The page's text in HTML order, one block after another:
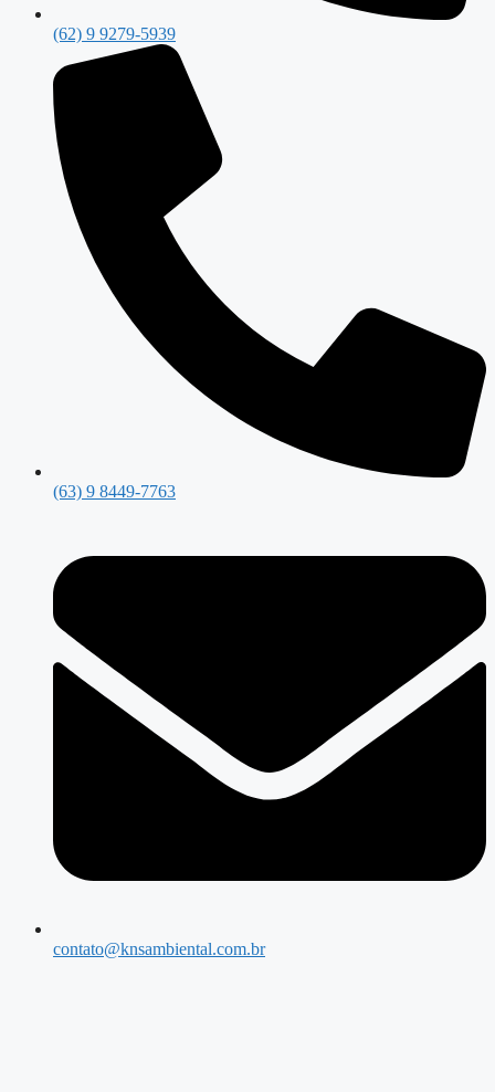
(62) 9 9279-5939
(63) 9 8449-7763
contato@knsambiental.com.br